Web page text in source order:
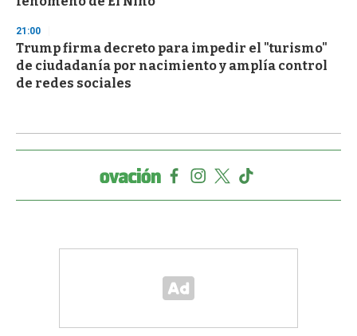
21:00
Trump firma decreto para impedir el "turismo"
de ciudadanía por nacimiento y amplía control
de redes sociales